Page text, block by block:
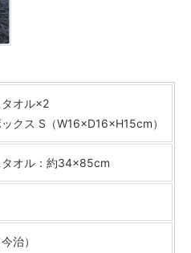
オル×2
クス S（W16×D16×H15cm）
タオル：約34×85cm
治）